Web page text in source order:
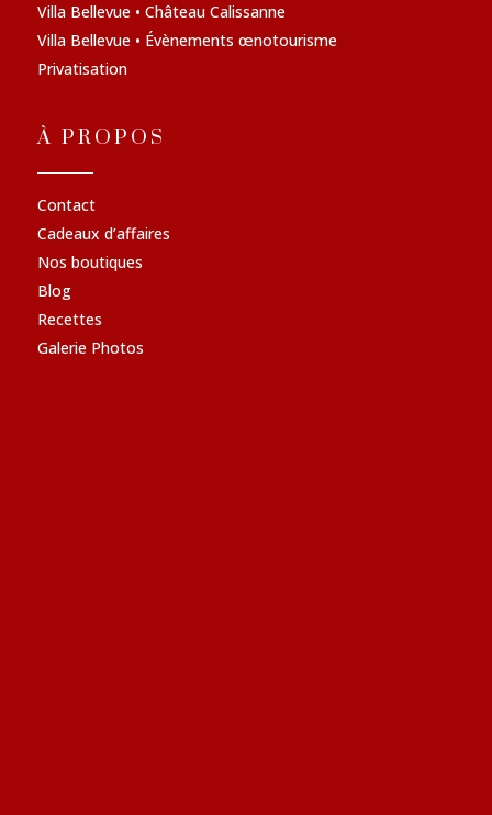
Villa Bellevue • Château Calissanne
Villa Bellevue • Évènements œnotourisme
Privatisation
À PROPOS
Contact
Cadeaux d’affaires
Nos boutiques
Blog
Recettes
Galerie Photos